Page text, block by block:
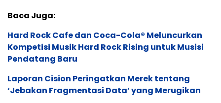
Baca Juga:
Hard Rock Cafe dan Coca-Cola® Meluncurkan
Kompetisi Musik Hard Rock Rising untuk Musisi
Pendatang Baru
Laporan Cision Peringatkan Merek tentang
‘Jebakan Fragmentasi Data’ yang Merugikan